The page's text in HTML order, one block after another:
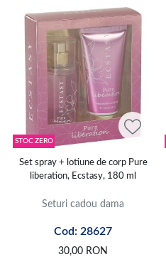
STOC ZERO
Set spray + lotiune de corp Pure
liberation, Ecstasy, 180 ml
Seturi cadou dama
Cod: 28627
30,00 RON